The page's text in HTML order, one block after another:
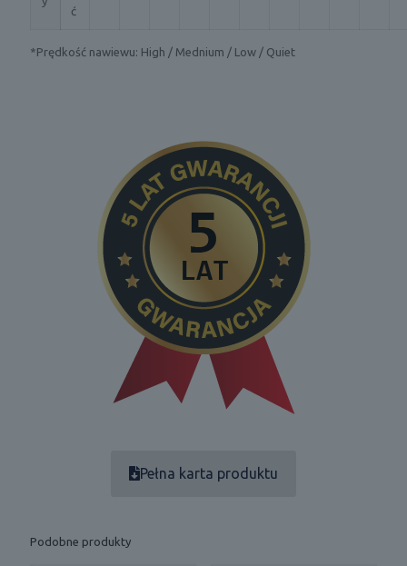
ć
*Prędkość nawiewu: High / Mednium / Low / Quiet
Pełna karta produktu
Podobne produkty